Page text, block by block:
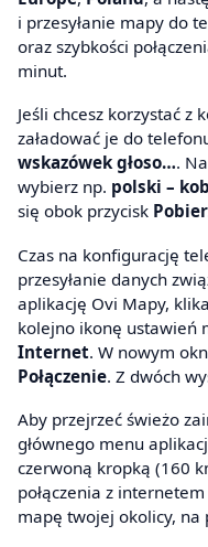
i przesyłanie mapy do
oraz szybkości
minut.
Jeśli chcesz korzystać z
załadować je do
wskazówek głoso….
wybierz np. polski –
się obok przycisk
Czas na konfigurację
przesyłanie danych
aplikację Ovi Mapy,
kolejno ikonę ustawień
Internet. W nowym
Połączenie. Z dwóch
Aby przejrzeć świeżo
głównego menu
czerwoną kropką (160
połączenia z
mapę twojej okolicy, na